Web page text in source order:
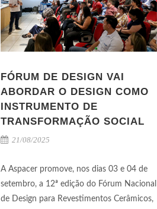
FÓRUM DE DESIGN VAI
ABORDAR O DESIGN COMO
INSTRUMENTO DE
TRANSFORMAÇÃO SOCIAL
21/08/2025
A Aspacer promove, nos dias 03 e 04 de
setembro, a 12ª edição do Fórum Nacional
de Design para Revestimentos Cerâmicos,